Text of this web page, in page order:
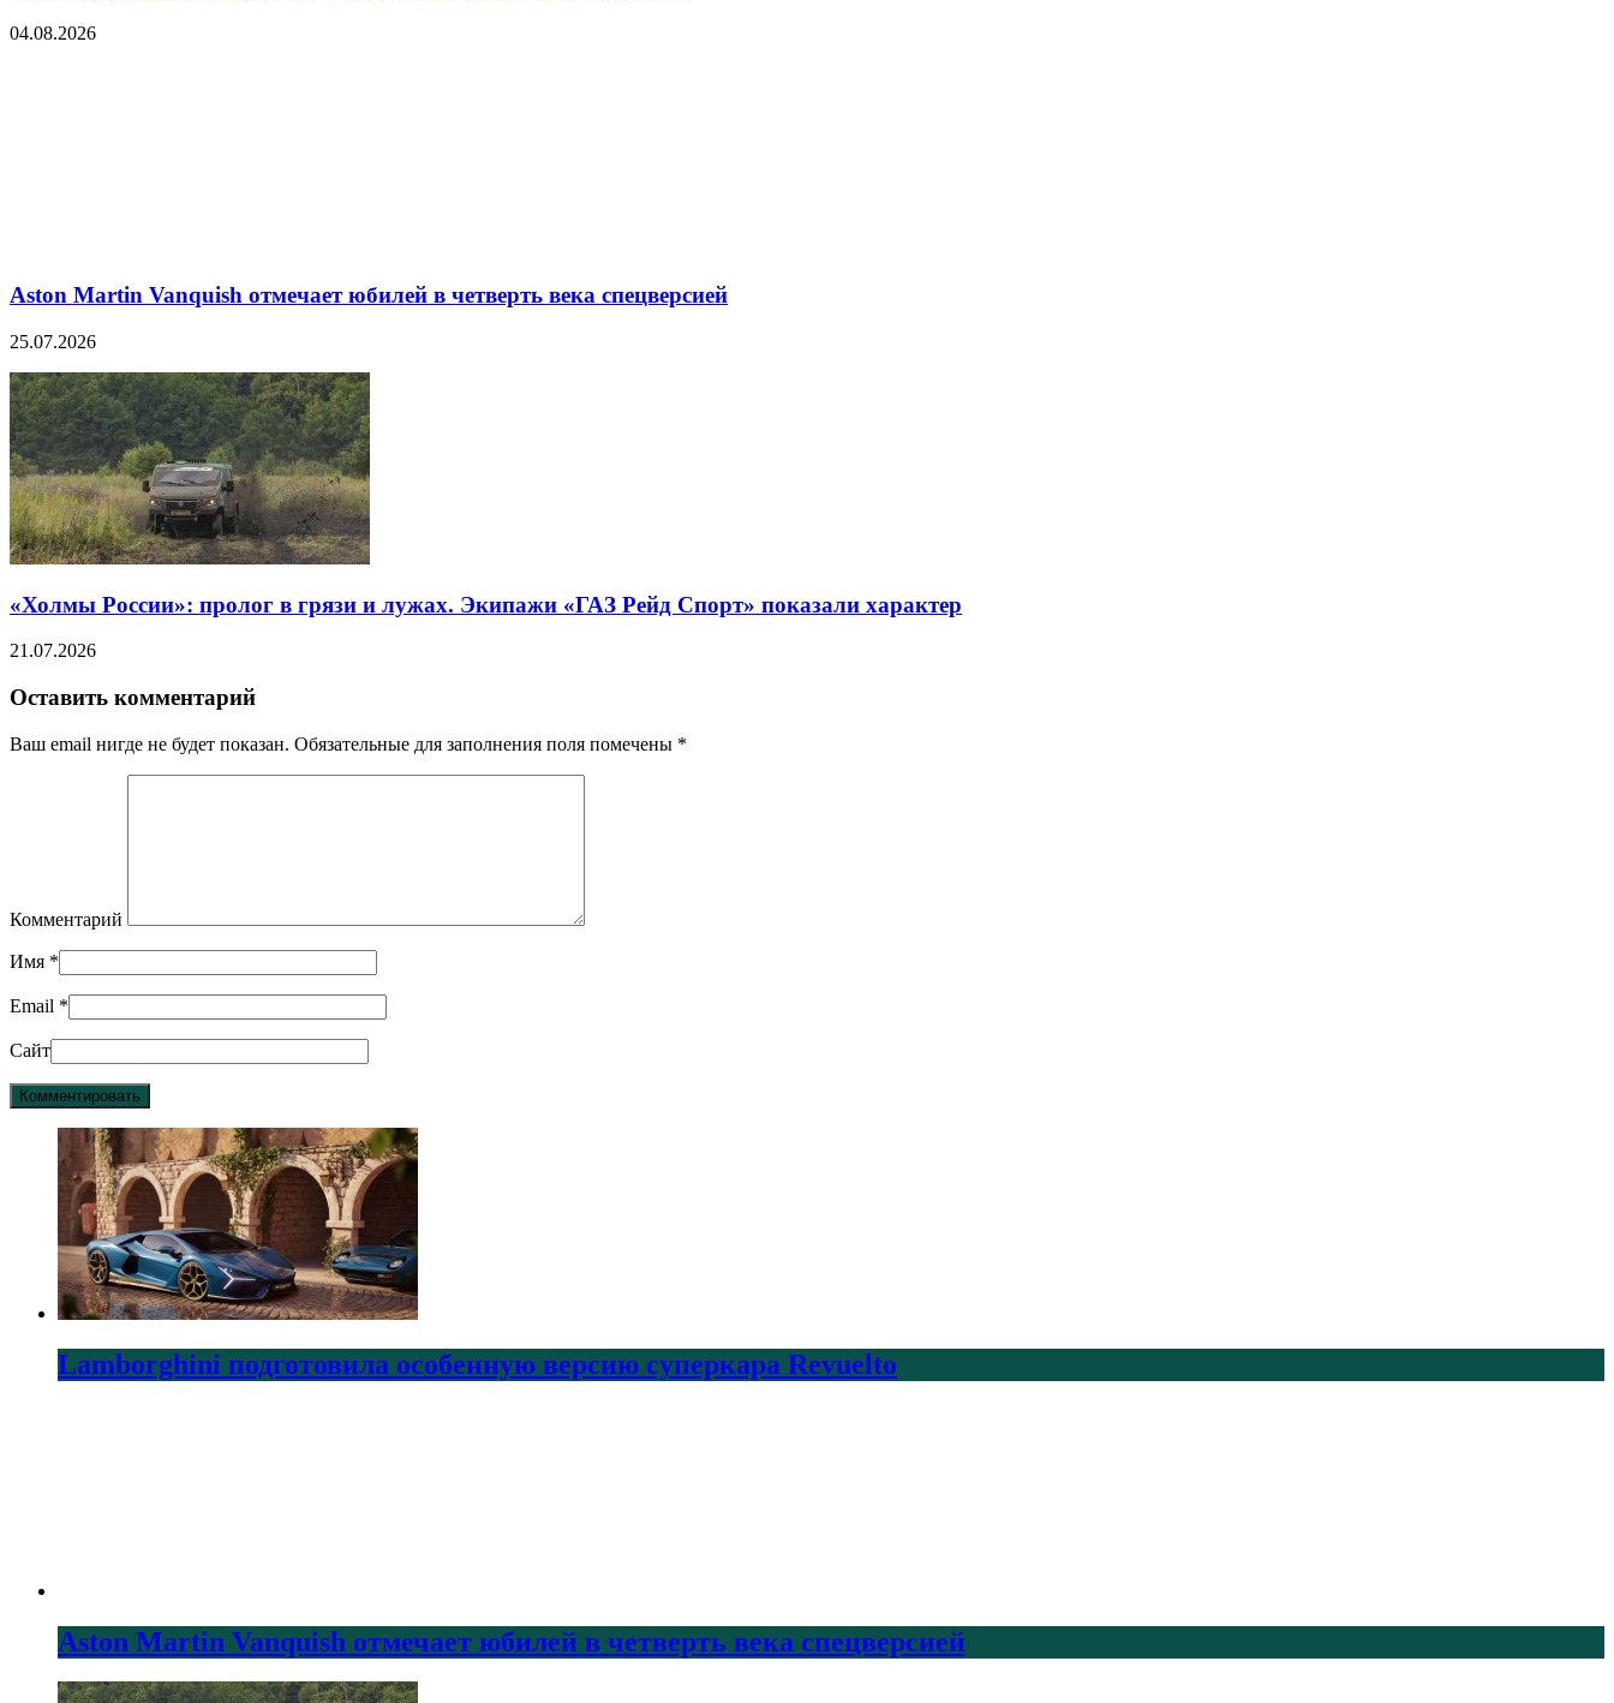
04.08.2026
Aston Martin Vanquish отмечает юбилей в четверть века спецверсией
25.07.2026
«Холмы России»: пролог в грязи и лужах. Экипажи «ГАЗ Рейд Спорт» показали характер
21.07.2026
Оставить комментарий
Ваш email нигде не будет показан. Обязательные для заполнения поля помечены *
Комментарий
Имя *
Email *
Сайт
Lamborghini подготовила особенную версию суперкара Revuelto
Aston Martin Vanquish отмечает юбилей в четверть века спецверсией